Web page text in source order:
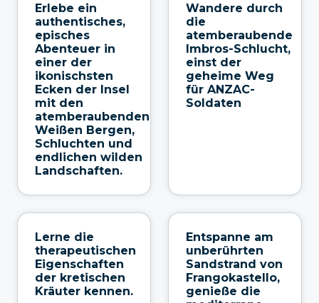
Erlebe ein
authentisches,
episches
Abenteuer in
einer der
ikonischsten
Ecken der Insel
mit den
atemberaubenden
Weißen Bergen,
Schluchten und
endlichen wilden
Landschaften.
Wandere durch
die
atemberaubende
Imbros-Schlucht,
einst der
geheime Weg
für ANZAC-
Soldaten
Lerne die
therapeutischen
Eigenschaften
der kretischen
Kräuter kennen.
Entspanne am
unberührten
Sandstrand von
Frangokastello,
genieße die